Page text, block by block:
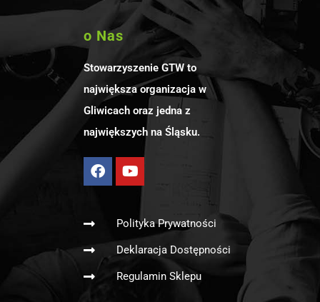
o Nas
Stowarzyszenie GTW to
największa organizacja w
Gliwicach oraz jedna z
największych na Śląsku.
Polityka Prywatności
Deklaracja Dostępności
Regulamin Sklepu